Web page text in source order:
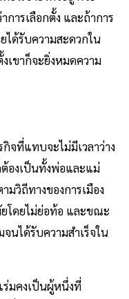
ารเลือกตั้ง และถ้าการ
ได้รับความสะดวกใน
เขาก็จะยิ่งหมดความ
จที่แทบจะไม่มีเวลาว่าง
ต้องเป็นทั้งพ่อและแม่
มวิถีทางของการเมือง
โดยไม่ย่อท้อ และขณะ
นได้รับความสำเร็จใน
ร่มคงเป็นผู้หนึ่งที่